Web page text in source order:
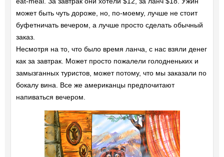
может быть чуть дороже, но, по-моему, лучше не стоит
буфетничать вечером, а лучше просто сделать обычный
заказ.
Несмотря на то, что было время ланча, с нас взяли денег
как за завтрак. Может просто пожалели голодненьких и
замызганных туристов, может потому, что мы заказали по
бокалу вина. Все же американцы предпочитают
напиваться вечером.